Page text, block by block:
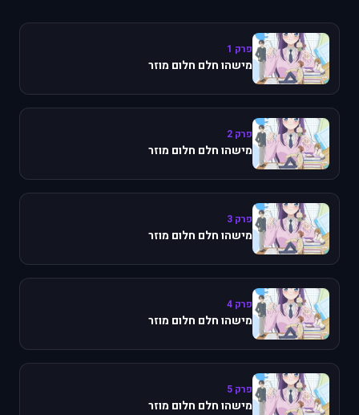
פרק 1
מישהו חלם חלום מוזר
פרק 2
מישהו חלם חלום מוזר
פרק 3
מישהו חלם חלום מוזר
פרק 4
מישהו חלם חלום מוזר
פרק 5
מישהו חלם חלום מוזר